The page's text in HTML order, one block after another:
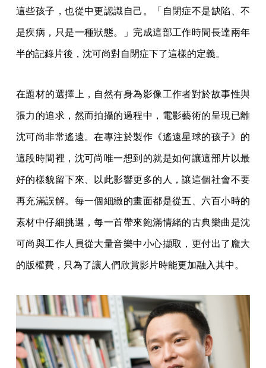
這些孩子，也從中更認識自己。「自閉症不是缺陷、不
是疾病，只是一種狀態。」完成這部工作時間長達兩年
半的記錄片後，沈可尚對自閉症下了這樣的定義。
在題材的選擇上，自然有身為影像工作者對於故事性與
張力的追求，然而拍攝的過程中，電影藝術的呈現已離
沈可尚非常遙遠。在專注於製作《遙遠星球的孩子》的
這段時間裡，沈可尚唯一想到的就是如何讓這部片以最
好的樣貌留下來、以此影響更多的人，讓這個社會不要
再充滿誤解。每一個細緻的畫面都是從五、六百小時的
素材中仔細挑選，每一首帶來飽滿情緒的古典樂曲是沈
可尚與工作人員從大量音樂中小心擷取，更付出了龐大
的版權費，只為了讓人們欣賞影片時能更加融入其中。